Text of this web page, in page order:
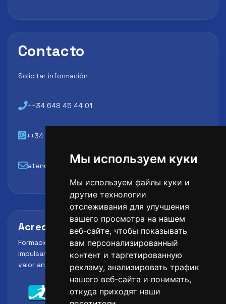
Мы используем куки
Мы используем файлы куки и
другие технологии
отслеживания для улучшения
вашего просмотра на нашем
веб-сайте, чтобы показывать
вам персонализированный
контент и таргетированную
рекламу, анализировать трафик
нашего веб-сайта и понимать,
откуда приходят наши
Contacto
Solicitar información
++34 648 45 44 01
++34 648 45 44 01
atencion@futbollab.com
Acreditaciones y alianzas
Formación, metodología y reconocimiento para
impulsar el perfil profesional del alumno y reforzar su
valor ante clubes, academias y entidades deportivas.